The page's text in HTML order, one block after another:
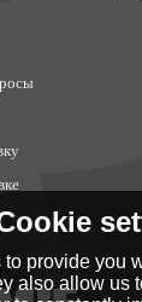
provide you
also allow us